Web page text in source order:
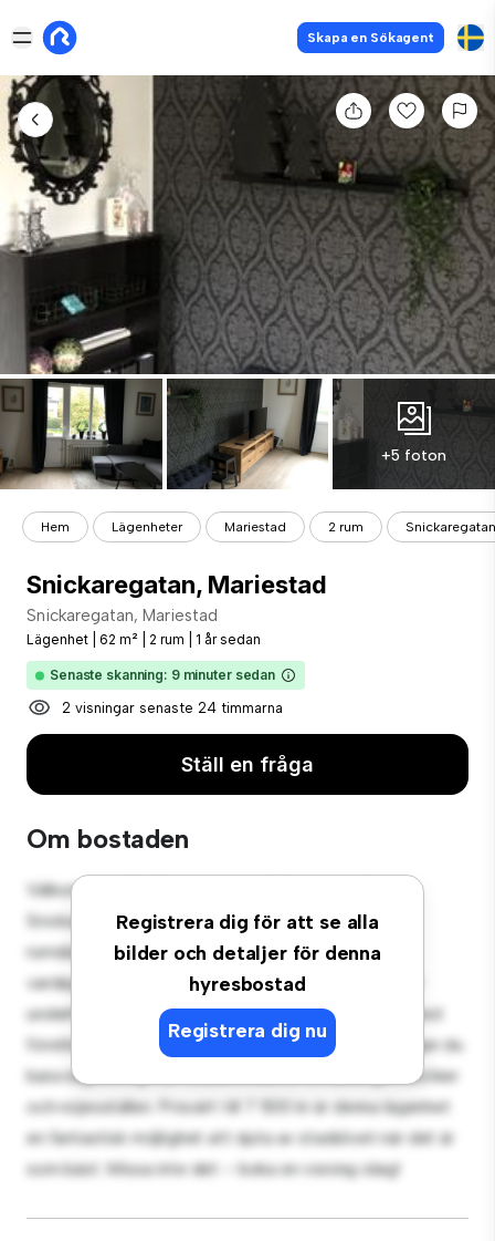
Skapa en Sökagent
+5 foton
Hem Lägenheter Mariestad 2 rum
Snickaregatan, Mariestad
Snickaregatan, Mariestad
Lägenhet 62 m² 2 rum 1 år sedan
Senaste skanning: 9 minuter sedan
2 visningar senaste 24 timmarna
Ställ en fråga
Om bostaden
Registrera dig för att se alla
bilder och detaljer för denna
hyresbostad
Registrera dig nu
Välkommen till ditt nya urbana tillflyktsort på
Snickaregatan, Mariestad! Denna moderna 2-
rumslägenhet erbjuder ett elegant och mysigt
vardagsrum. Den öppna planlösningen är perfekt för
underhållning, och det eleganta köket är utrustat med
förstklassiga apparater. Med sitt utmärkta läge ligger du
bara några steg från stadens bästa restauranger, butiker
och nöjesställen. Prisvärt till 7 500 kr är denna lägenhet
en fantastisk möjlighet att njuta av stadslivet när det är
som bäst. Missa inte det – boka en visning idag!